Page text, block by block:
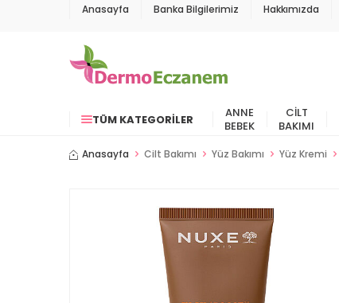
Anasayfa Banka Bilgilerimiz Hakkımızda
TÜM KATEGORILER
ANNE
BEBEK
CILT
BAKIMI
Anasayfa Cilt Bakımı Yüz Bakımı Yüz Kremi